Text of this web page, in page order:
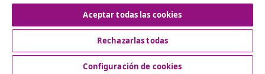
Servicio al Cliente
Aceptar todas las cookies
Rechazarlas todas
Configuración de cookies